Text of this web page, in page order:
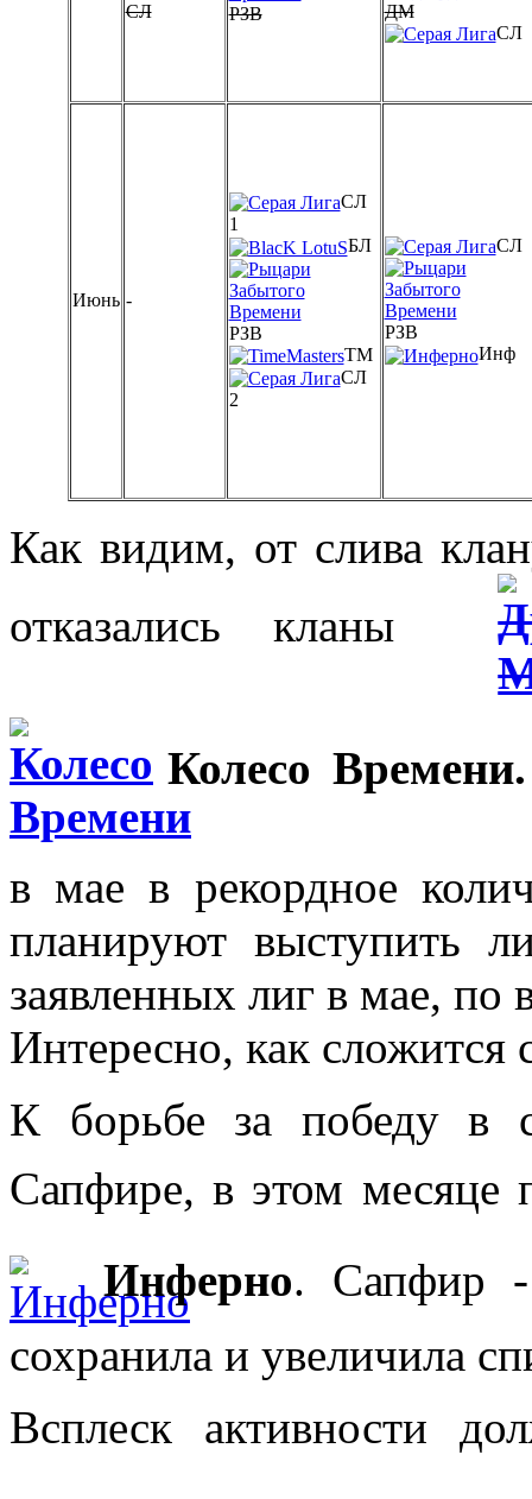
СЛ РЗВ
ДМ
СЛ
Июнь -
СЛ
1
БЛ
РЗВ
ТМ
СЛ
2
СЛ
РЗВ
Инф
Как видим, от слива
отказались кланы
Колесо Времени.
в мае в рекордное
планируют выступить
заявленных лиг в мае, по
Интересно, как сложится
К борьбе за победу в
Сапфире, в этом месяце
Инферно. Сапфир -
сохранила и увеличила
Всплеск активности